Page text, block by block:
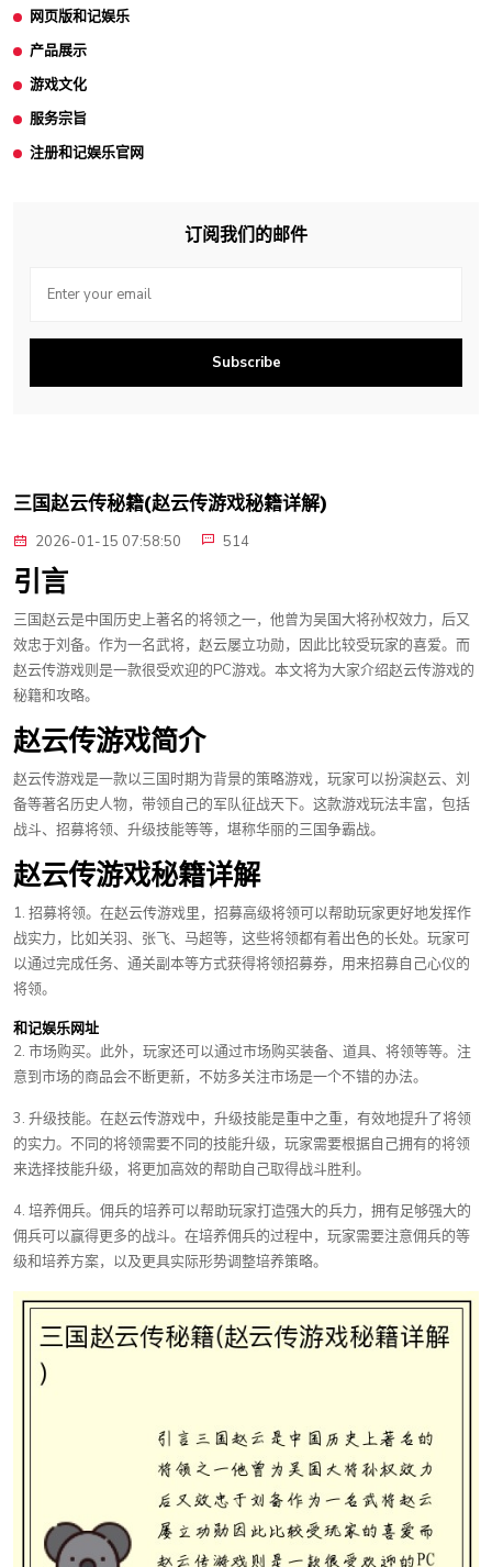
网页版和记娱乐
产品展示
游戏文化
服务宗旨
注册和记娱乐官网
订阅我们的邮件
Subscribe
三国赵云传秘籍(赵云传游戏秘籍详解)
2026-01-15 07:58:50 514
引言
三国赵云是中国历史上著名的将领之一，他曾为吴国大将孙权效力，后又
效忠于刘备。作为一名武将，赵云屡立功勋，因此比较受玩家的喜爱。而
赵云传游戏则是一款很受欢迎的PC游戏。本文将为大家介绍赵云传游戏的
秘籍和攻略。
赵云传游戏简介
赵云传游戏是一款以三国时期为背景的策略游戏，玩家可以扮演赵云、刘
备等著名历史人物，带领自己的军队征战天下。这款游戏玩法丰富，包括
战斗、招募将领、升级技能等等，堪称华丽的三国争霸战。
赵云传游戏秘籍详解
1. 招募将领。在赵云传游戏里，招募高级将领可以帮助玩家更好地发挥作
战实力，比如关羽、张飞、马超等，这些将领都有着出色的长处。玩家可
以通过完成任务、通关副本等方式获得将领招募券，用来招募自己心仪的
将领。
和记娱乐网址
2. 市场购买。此外，玩家还可以通过市场购买装备、道具、将领等等。注
意到市场的商品会不断更新，不妨多关注市场是一个不错的办法。
3. 升级技能。在赵云传游戏中，升级技能是重中之重，有效地提升了将领
的实力。不同的将领需要不同的技能升级，玩家需要根据自己拥有的将领
来选择技能升级，将更加高效的帮助自己取得战斗胜利。
4. 培养佣兵。佣兵的培养可以帮助玩家打造强大的兵力，拥有足够强大的
佣兵可以赢得更多的战斗。在培养佣兵的过程中，玩家需要注意佣兵的等
级和培养方案，以及更具实际形势调整培养策略。